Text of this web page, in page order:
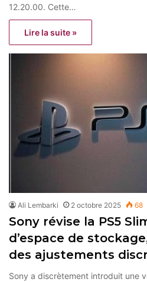
12.20.00. Cette…
Lire la suite »
Ali Lembarki 2 octobre 2025 68
Sony révise la PS5
d’espace de
des ajustements
Sony a discrètement introduit une